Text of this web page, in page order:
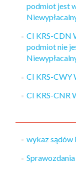
podmiot jest
CI KRS-CDN
podmiot nie
CI KRS-CWY
CI KRS-CNR
wykaz sądów